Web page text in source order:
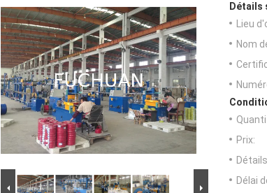
Détails
Lieu
Nom
Prix:
Délai